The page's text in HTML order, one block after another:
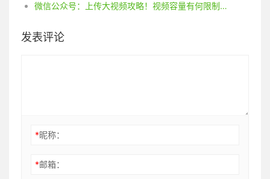
微信公众号：上传大视频攻略！视频容量有何限制？
发表评论
*昵称：
*邮箱：